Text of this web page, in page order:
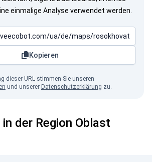
einmalige Analyse verwendet werden.
Kopieren
dieser URL stimmen Sie unseren
und unserer Datenschutzerklärung zu.
der Region Oblast